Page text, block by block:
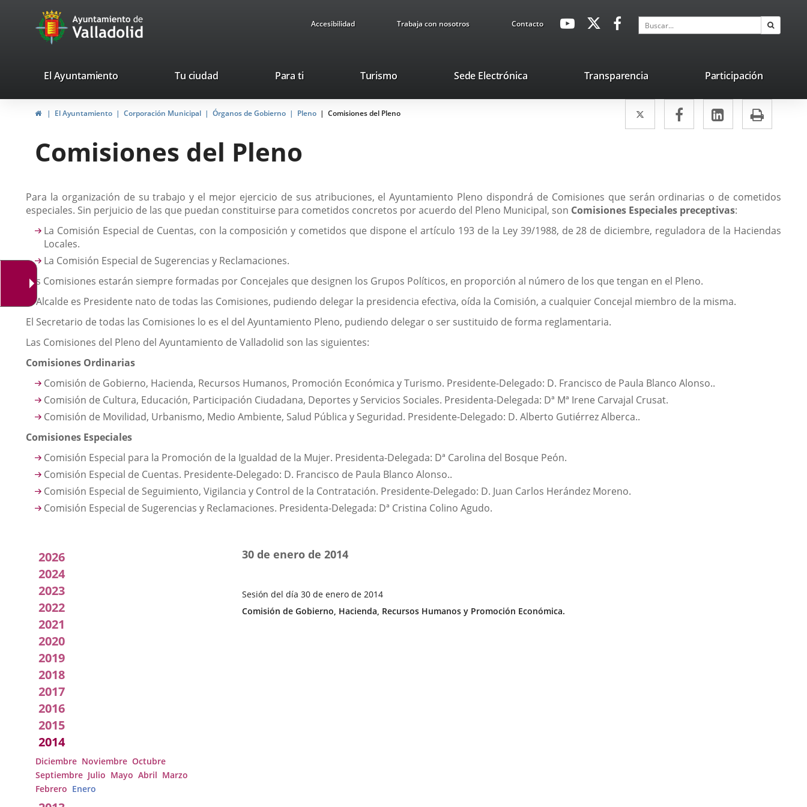
Portal
Web
Ayuntamiento
de
Accesibilidad Trabaja con nosotros ContactoavaHeaderSocial
Enlace
externa.
Enlace
aplicación
externa.
Enlace
aplicación
externa.
Buscar
valladolid.es
El Ayuntamiento Tu ciudad Para ti TurismoEste
se
abrirá
Sede ElectrónicaEnlace
una
Transparencia Participación
InicioEl Ayuntamiento Corporación Municipal Órganos de Gobierno Pleno Comisiones del Pleno Twitter
Enlace
a
externa.
Facebook
Enlace
a
externa.
LinkedIn
Enlace
a
externa.
Comisiones del Pleno
Descripción
Para la organización de su trabajo y el mejor ejercicio de sus atribuciones, el Ayuntamiento Pleno dispondrá de Comisiones que serán ordinarias o de cometidos
especiales. Sin perjuicio de las que puedan constituirse para cometidos concretos por acuerdo del Pleno Municipal, son Comisiones Especiales preceptivas:
La Comisión Especial de Cuentas, con la composición y cometidos que dispone el artículo 193 de la Ley 39/1988, de 28 de diciembre, reguladora de la Haciendas
Locales.
La Comisión Especial de Sugerencias y Reclamaciones.
Las Comisiones estarán siempre formadas por Concejales que designen los Grupos Políticos, en proporción al número de los que tengan en el Pleno.
El Alcalde es Presidente nato de todas las Comisiones, pudiendo delegar la presidencia efectiva, oída la Comisión, a cualquier Concejal miembro de la misma.
El Secretario de todas las Comisiones lo es el del Ayuntamiento Pleno, pudiendo delegar o ser sustituido de forma reglamentaria.
Las Comisiones del Pleno del Ayuntamiento de Valladolid son las siguientes:
Comisiones Ordinarias
Comisión de Gobierno, Hacienda, Recursos Humanos, Promoción Económica y Turismo. Presidente-Delegado: D. Francisco de Paula Blanco Alonso..
Comisión de Cultura, Educación, Participación Ciudadana, Deportes y Servicios Sociales. Presidenta-Delegada: Dª Mª Irene Carvajal Crusat.
Comisión de Movilidad, Urbanismo, Medio Ambiente, Salud Pública y Seguridad. Presidente-Delegado: D. Alberto Gutiérrez Alberca..
Comisiones Especiales
Comisión Especial para la Promoción de la Igualdad de la Mujer. Presidenta-Delegada: Dª Carolina del Bosque Peón.
Comisión Especial de Cuentas. Presidente-Delegado: D. Francisco de Paula Blanco Alonso..
Comisión Especial de Seguimiento, Vigilancia y Control de la Contratación. Presidente-Delegado: D. Juan Carlos Herández Moreno.
Comisión Especial de Sugerencias y Reclamaciones. Presidenta-Delegada: Dª Cristina Colino Agudo.
Acuerdos
adoptados
por
la
Comisión
2026
2024
2023
2022
2021
2020
2019
2018
2017
2016
2015
2014
Diciembre Noviembre Octubre
Septiembre Julio Mayo Abril Marzo
Febrero Enero
Sesión del día 30 de enero de 2014
Fecha
30 de enero de 2014
Categoría
Comisión de Gobierno, Hacienda, Recursos Humanos y Promoción Económica.